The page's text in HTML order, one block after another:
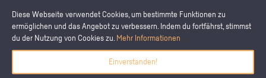
Diese Webseite verwendet Cookies, um bestimmte Funktionen zu
ermöglichen und das Angebot zu verbessern. Indem du fortfährst, stimmst
du der Nutzung von Cookies zu. Mehr Informationen
Einverstanden!